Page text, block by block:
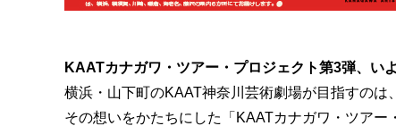
KAATカナガワ・ツアー・プロジェクト第3弾、い
横浜・山下町のKAAT神奈川芸術劇場が目指すのは
その想いをかたちにした「KAATカナガワ・ツアー